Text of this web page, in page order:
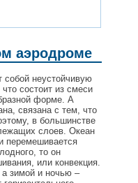
аэродроме
собой неустойчивую
состоит из смеси
форме. А
связана с тем, что
в большинстве
слоев. Океан
перемешивается
то он
или конвекция.
а зимой и ночью –